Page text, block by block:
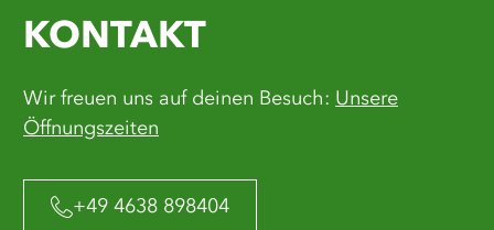
KONTAKT
Wir freuen uns auf deinen Besuch: Unsere
Öffnungszeiten
+49 4638 898404